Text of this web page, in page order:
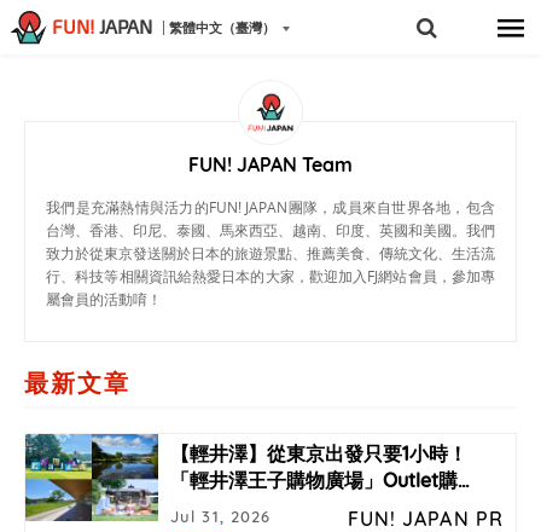
FUN! JAPAN 繁體中文（臺灣）
FUN! JAPAN Team
我們是充滿熱情與活力的FUN! JAPAN團隊，成員來自世界各地，包含
台灣、香港、印尼、泰國、馬來西亞、越南、印度、英國和美國。我們
致力於從東京發送關於日本的旅遊景點、推薦美食、傳統文化、生活流
行、科技等相關資訊給熱愛日本的大家，歡迎加入FJ網站會員，參加專
屬會員的活動唷！
最新文章
【輕井澤】從東京出發只要1小時！
「輕井澤王子購物廣場」Outlet購…
Jul 31, 2026 FUN! JAPAN PR